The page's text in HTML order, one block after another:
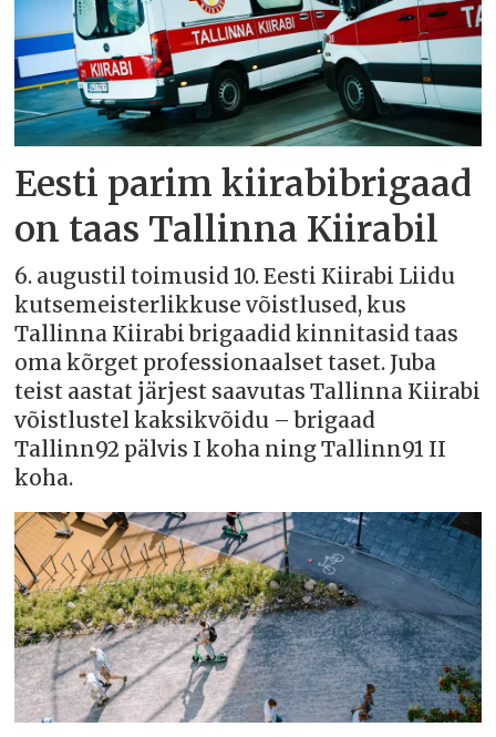
Eesti parim kiirabibrigaad
on taas Tallinna Kiirabil
6. augustil toimusid 10. Eesti Kiirabi Liidu
kutsemeisterlikkuse võistlused, kus
Tallinna Kiirabi brigaadid kinnitasid taas
oma kõrget professionaalset taset. Juba
teist aastat järjest saavutas Tallinna Kiirabi
võistlustel kaksikvõidu – brigaad
Tallinn92 pälvis I koha ning Tallinn91 II
koha.